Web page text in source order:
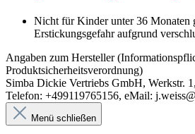
Nicht für Kinder unter 36 Monaten
Erstickungsgefahr aufgrund
Angaben zum Hersteller
Produktsicherheitsverordnung)
Simba Dickie Vertriebs GmbH, Werkstr.
Telefon: +499119765156, eMail:
Menü schließen